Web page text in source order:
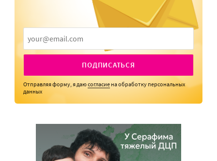
ПОДПИСАТЬСЯ
Отправляя форму, я даюсогласие на обработку персональных
данных